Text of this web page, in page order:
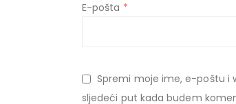
E-pošta *
Spremi moje ime, e-poštu i
sljedeći put kada budem